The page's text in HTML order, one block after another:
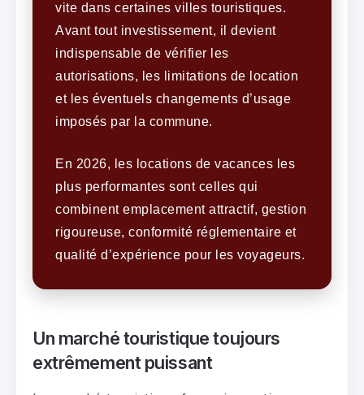
vite dans certaines villes touristiques.
Avant tout investissement, il devient
indispensable de vérifier les
autorisations, les limitations de location
et les éventuels changements d’usage
imposés par la commune.
En 2026, les locations de vacances les
plus performantes sont celles qui
combinent emplacement attractif, gestion
rigoureuse, conformité réglementaire et
qualité d’expérience pour les voyageurs.
Un marché touristique toujours
extrêmement puissant